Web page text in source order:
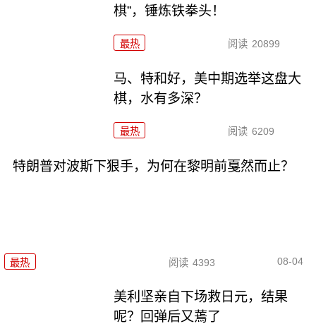
棋”，锤炼铁拳头！
最热 阅读 20899
马、特和好，美中期选举这盘大
棋，水有多深？
最热 阅读 6209
特朗普对波斯下狠手，为何在黎明前戛然而止？
最热 阅读 4393 08-04
美利坚亲自下场救日元，结果
呢？回弹后又蔫了